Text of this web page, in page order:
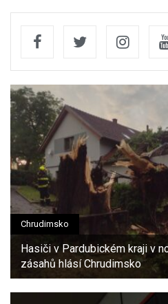
Chrudimsko
Hasiči v Pardubickém kraji v
zásahů hlásí Chrudimsko